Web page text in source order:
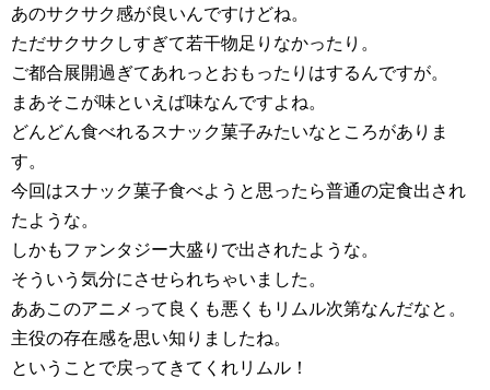
あのサクサク感が良いんですけどね。
ただサクサクしすぎて若干物足りなかったり。
ご都合展開過ぎてあれっとおもったりはするんですが。
まあそこが味といえば味なんですよね。
どんどん食べれるスナック菓子みたいなところがありま
す。
今回はスナック菓子食べようと思ったら普通の定食出され
たような。
しかもファンタジー大盛りで出されたような。
そういう気分にさせられちゃいました。
ああこのアニメって良くも悪くもリムル次第なんだなと。
主役の存在感を思い知りましたね。
ということで戻ってきてくれリムル！